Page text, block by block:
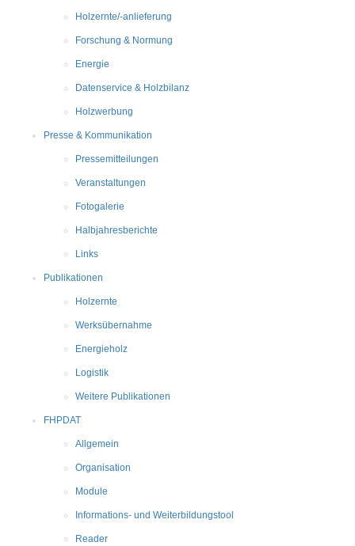
Holzernte/-anlieferung
Forschung & Normung
Energie
Datenservice & Holzbilanz
Holzwerbung
Presse & Kommunikation
Pressemitteilungen
Veranstaltungen
Fotogalerie
Halbjahresberichte
Links
Publikationen
Holzernte
Werksübernahme
Energieholz
Logistik
Weitere Publikationen
FHPDAT
Allgemein
Organisation
Module
Informations- und Weiterbildungstool
Reader